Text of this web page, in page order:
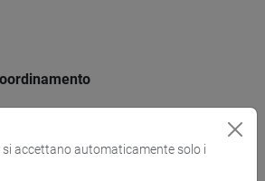
Thought”, 2025–2026.
accettano automaticamente solo i